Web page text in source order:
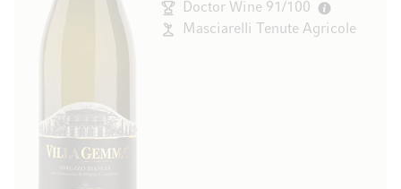
Doctor Wine 91/100
Masciarelli Tenute Agricole